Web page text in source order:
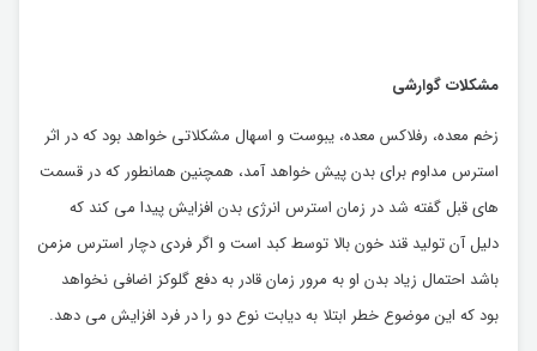
مشکلات گوارشی
زخم معده، رفلاکس معده، یبوست و اسهال مشکلاتی خواهد بود که در اثر
استرس مداوم برای بدن پیش خواهد آمد، همچنین همانطور که در قسمت
های قبل گفته شد در زمان استرس انرژی بدن افزایش پیدا می کند که
دلیل آن تولید قند خون بالا توسط کبد است و اگر فردی دچار استرس مزمن
باشد احتمال زیاد بدن او به مرور زمان قادر به دفع گلوکز اضافی نخواهد
بود که این موضوع خطر ابتلا به دیابت نوع دو را در فرد افزایش می دهد.